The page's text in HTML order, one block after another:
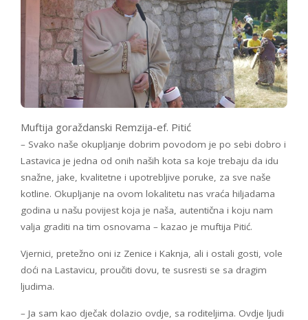
Muftija goraždanski Remzija-ef. Pitić
– Svako naše okupljanje dobrim povodom je po sebi dobro i
Lastavica je jedna od onih naših kota sa koje trebaju da idu
snažne, jake, kvalitetne i upotrebljive poruke, za sve naše
kotline. Okupljanje na ovom lokalitetu nas vraća hiljadama
godina u našu povijest koja je naša, autentična i koju nam
valja graditi na tim osnovama – kazao je muftija Pitić.
Vjernici, pretežno oni iz Zenice i Kaknja, ali i ostali gosti, vole
doći na Lastavicu, proučiti dovu, te susresti se sa dragim
ljudima.
– Ja sam kao dječak dolazio ovdje, sa roditeljima. Ovdje ljudi